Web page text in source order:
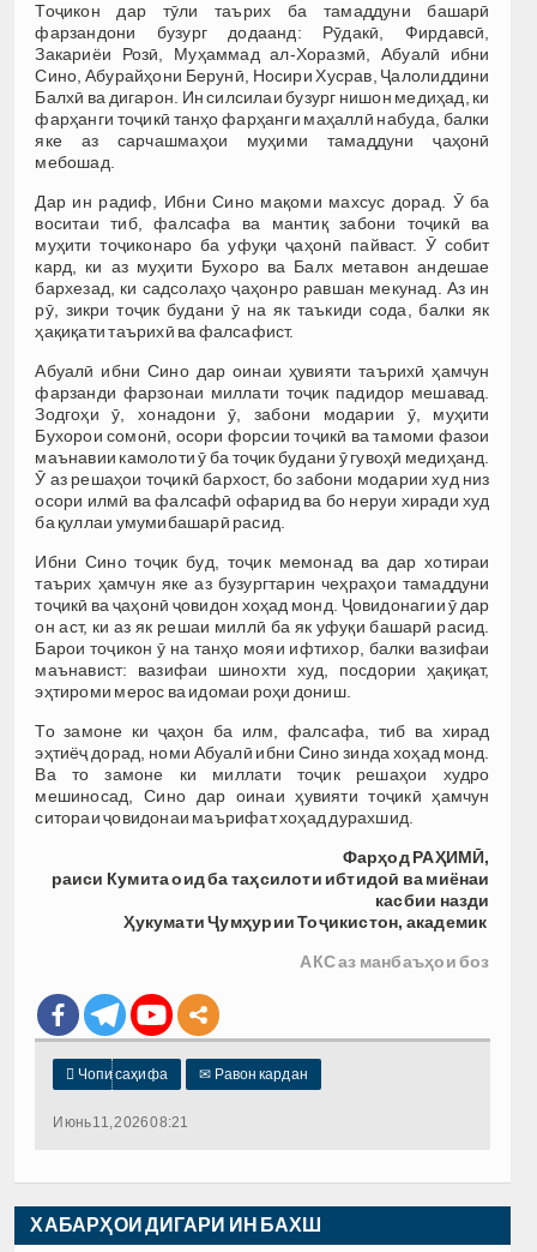
Тоҷикон дар тӯли таърих ба тамаддуни башарӣ
фарзандони бузург додаанд: Рӯдакӣ, Фирдавсӣ,
Закариёи Розӣ, Муҳаммад ал-Хоразмӣ, Абуалӣ ибни
Сино, Абурайҳони Берунӣ, Носири Хусрав, Ҷалолиддини
Балхӣ ва дигарон. Ин силсилаи бузург нишон медиҳад, ки
фарҳанги тоҷикӣ танҳо фарҳанги маҳаллӣ набуда, балки
яке аз сарчашмаҳои муҳими тамаддуни ҷаҳонӣ
мебошад.
Дар ин радиф, Ибни Сино мақоми махсус дорад. Ӯ ба
воситаи тиб, фалсафа ва мантиқ забони тоҷикӣ ва
муҳити тоҷиконаро ба уфуқи ҷаҳонӣ пайваст. Ӯ собит
кард, ки аз муҳити Бухоро ва Балх метавон андешае
бархезад, ки садсолаҳо ҷаҳонро равшан мекунад. Аз ин
рӯ, зикри тоҷик будани ӯ на як таъкиди сода, балки як
ҳақиқати таърихӣ ва фалсафист.
Абуалӣ ибни Сино дар оинаи ҳувияти таърихӣ ҳамчун
фарзанди фарзонаи миллати тоҷик падидор мешавад.
Зодгоҳи ӯ, хонадони ӯ, забони модарии ӯ, муҳити
Бухорои сомонӣ, осори форсии тоҷикӣ ва тамоми фазои
маънавии камолоти ӯ ба тоҷик будани ӯ гувоҳӣ медиҳанд.
Ӯ аз решаҳои тоҷикӣ бархост, бо забони модарии худ низ
осори илмӣ ва фалсафӣ офарид ва бо неруи хиради худ
ба қуллаи умумибашарӣ расид.
Ибни Сино тоҷик буд, тоҷик мемонад ва дар хотираи
таърих ҳамчун яке аз бузургтарин чеҳраҳои тамаддуни
тоҷикӣ ва ҷаҳонӣ ҷовидон хоҳад монд. Ҷовидонагии ӯ дар
он аст, ки аз як решаи миллӣ ба як уфуқи башарӣ расид.
Барои тоҷикон ӯ на танҳо мояи ифтихор, балки вазифаи
маънавист: вазифаи шинохти худ, посдории ҳақиқат,
эҳтироми мерос ва идомаи роҳи дониш.
То замоне ки ҷаҳон ба илм, фалсафа, тиб ва хирад
эҳтиёҷ дорад, номи Абуалӣ ибни Сино зинда хоҳад монд.
Ва то замоне ки миллати тоҷик решаҳои худро
мешиносад, Сино дар оинаи ҳувияти тоҷикӣ ҳамчун
ситораи ҷовидонаи маърифат хоҳад дурахшид.
ФарҳодРАҲИМӢ,
раиси Кумитаоидбатаҳсилоти ибтидоӣ вамиёнаи
касбии назди
ҲукуматиҶумҳурииТоҷикистон, академик
АКС аз манбаъҳои боз
 Чопи саҳифа ✉ Равон кардан
Июнь 11, 2026 08:21
ХАБАРҲОИ ДИГАРИ ИН БАХШ